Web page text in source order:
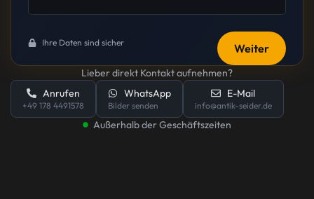
Weiter
Ihre Daten sind sicher
Lieber direkt Kontakt aufnehmen?
Anrufen
+49 178 4491578
WhatsApp
Bilder senden
E-Mail
info@antik-seider.de
Außerhalb der Geschäftszeiten